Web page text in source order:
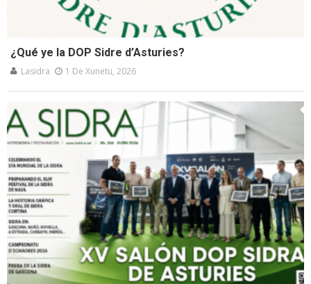
¿Qué ye la DOP Sidre d’Asturies?
Lasidra 1 De Xunetu, 2026